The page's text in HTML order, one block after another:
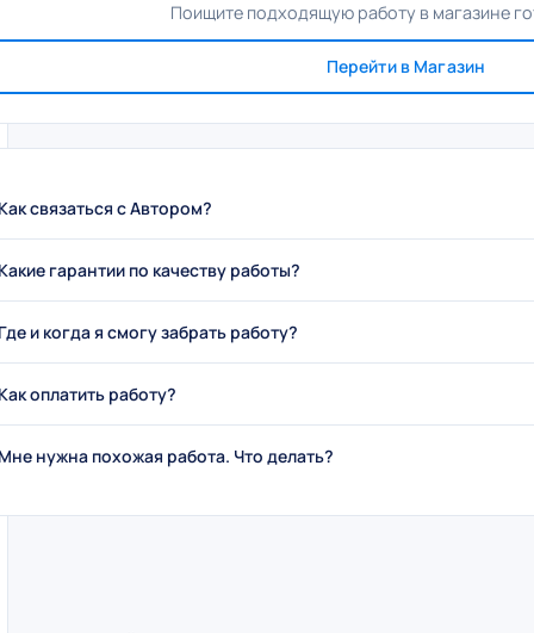
Поищите подходящую работу в магазине
Перейти в Магазин
Как связаться с Автором?
Какие гарантии по качеству работы?
Где и когда я смогу забрать работу?
Как оплатить работу?
Мне нужна похожая работа. Что делать?